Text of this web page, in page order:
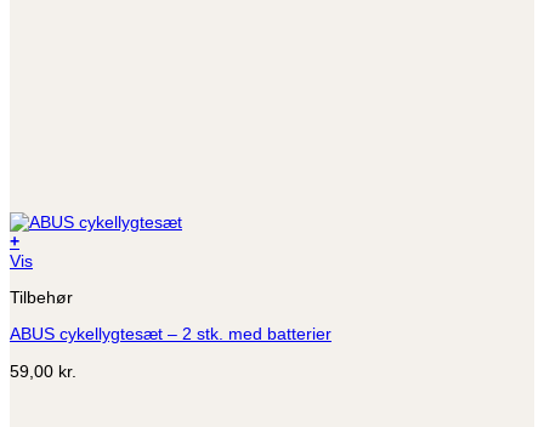
+
Vis
Tilbehør
ABUS cykellygtesæt – 2 stk. med batterier
59,00 kr.